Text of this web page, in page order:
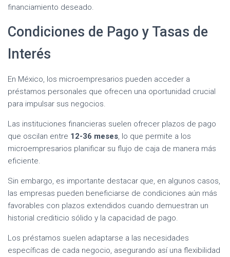
financiamiento deseado.
Condiciones de Pago y Tasas de
Interés
En México, los microempresarios pueden acceder a
préstamos personales que ofrecen una oportunidad crucial
para impulsar sus negocios.
Las instituciones financieras suelen ofrecer plazos de pago
que oscilan entre 12-36 meses, lo que permite a los
microempresarios planificar su flujo de caja de manera más
eficiente.
Sin embargo, es importante destacar que, en algunos casos,
las empresas pueden beneficiarse de condiciones aún más
favorables con plazos extendidos cuando demuestran un
historial crediticio sólido y la capacidad de pago.
Los préstamos suelen adaptarse a las necesidades
específicas de cada negocio, asegurando así una flexibilidad